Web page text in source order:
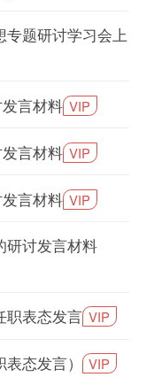
题研讨学习会上
言材料 VIP
言材料 VIP
言材料 VIP
研讨发言材料
职表态发言 VIP
态发言） VIP